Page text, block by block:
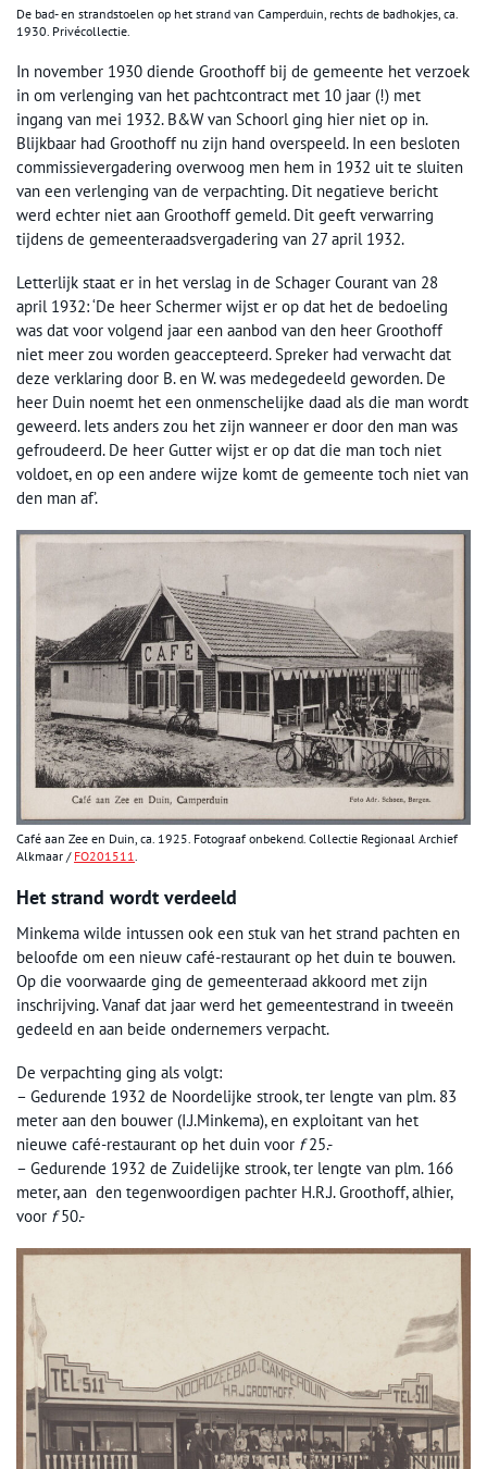
De bad- en strandstoelen op het strand van Camperduin, rechts de badhokjes, ca.
1930. Privécollectie.
In november 1930 diende Groothoff bij de gemeente het verzoek
in om verlenging van het pachtcontract met 10 jaar (!) met
ingang van mei 1932. B&W van Schoorl ging hier niet op in.
Blijkbaar had Groothoff nu zijn hand overspeeld. In een besloten
commissievergadering overwoog men hem in 1932 uit te sluiten
van een verlenging van de verpachting. Dit negatieve bericht
werd echter niet aan Groothoff gemeld. Dit geeft verwarring
tijdens de gemeenteraadsvergadering van 27 april 1932.
Letterlijk staat er in het verslag in de Schager Courant van 28
april 1932: ‘De heer Schermer wijst er op dat het de bedoeling
was dat voor volgend jaar een aanbod van den heer Groothoff
niet meer zou worden geaccepteerd. Spreker had verwacht dat
deze verklaring door B. en W. was medegedeeld geworden. De
heer Duin noemt het een onmenschelijke daad als die man wordt
geweerd. Iets anders zou het zijn wanneer er door den man was
gefroudeerd. De heer Gutter wijst er op dat die man toch niet
voldoet, en op een andere wijze komt de gemeente toch niet van
den man af’.
Café aan Zee en Duin, ca. 1925. Fotograaf onbekend. Collectie Regionaal Archief
Alkmaar / FO201511
Het strand wordt verdeeld
Minkema wilde intussen ook een stuk van het strand pachten en
beloofde om een nieuw café-restaurant op het duin te bouwen.
Op die voorwaarde ging de gemeenteraad akkoord met zijn
inschrijving. Vanaf dat jaar werd het gemeentestrand in tweeën
gedeeld en aan beide ondernemers verpacht.
De verpachting ging als volgt:
– Gedurende 1932 de Noordelijke strook, ter lengte van plm. 83
meter aan den bouwer (I.J.Minkema), en exploitant van het
nieuwe café-restaurant op het duin voor f25.-
– Gedurende 1932 de Zuidelijke strook, ter lengte van plm. 166
meter, aan den tegenwoordigen pachter H.R.J. Groothoff, alhier,
voor f50.-